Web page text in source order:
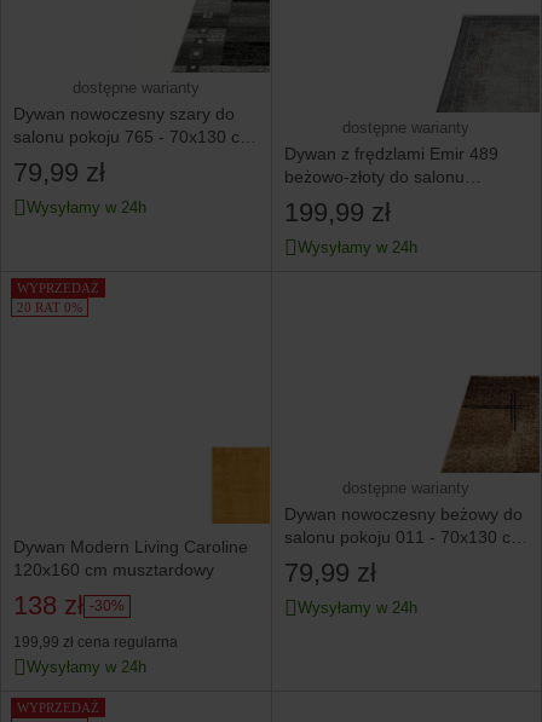
dostępne warianty
Dywan nowoczesny szary do
salonu pokoju 765 - 70x130 cm
- modny solidny
79,99 zł
Wysyłamy w 24h
dostępne warianty
Dywan z frędzlami Emir 489
beżowo-złoty do salonu
080x150
199,99 zł
Wysyłamy w 24h
WYPRZEDAŻ
20 RAT 0%
Dywan Modern Living Caroline
120x160 cm musztardowy
138 zł -30%
199,99 zł cena regularna
Wysyłamy w 24h
dostępne warianty
Dywan nowoczesny beżowy do
salonu pokoju 011 - 70x130 cm
- modny solidny
79,99 zł
Wysyłamy w 24h
WYPRZEDAŻ